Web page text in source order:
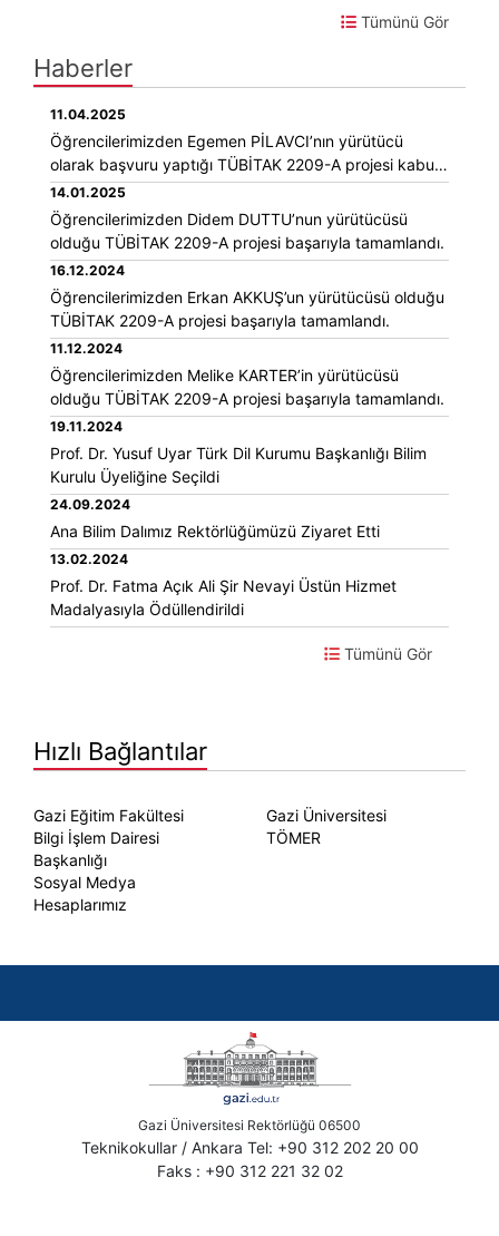
Tümünü Gör
Haberler
11.04.2025
Öğrencilerimizden Egemen PİLAVCI’nın yürütücü
olarak başvuru yaptığı TÜBİTAK 2209-A projesi kabul
aldı.
14.01.2025
Öğrencilerimizden Didem DUTTU’nun yürütücüsü
olduğu TÜBİTAK 2209-A projesi başarıyla tamamlandı.
16.12.2024
Öğrencilerimizden Erkan AKKUŞ’un yürütücüsü olduğu
TÜBİTAK 2209-A projesi başarıyla tamamlandı.
11.12.2024
Öğrencilerimizden Melike KARTER’in yürütücüsü
olduğu TÜBİTAK 2209-A projesi başarıyla tamamlandı.
19.11.2024
Prof. Dr. Yusuf Uyar Türk Dil Kurumu Başkanlığı Bilim
Kurulu Üyeliğine Seçildi
24.09.2024
Ana Bilim Dalımız Rektörlüğümüzü Ziyaret Etti
13.02.2024
Prof. Dr. Fatma Açık Ali Şir Nevayi Üstün Hizmet
Madalyasıyla Ödüllendirildi
Tümünü Gör
Hızlı Bağlantılar
Gazi Eğitim Fakültesi
Gazi Üniversitesi
Bilgi İşlem Dairesi
Başkanlığı
TÖMER
Sosyal Medya
Hesaplarımız
Gazi Üniversitesi Rektörlüğü 06500
Teknikokullar / Ankara Tel: +90 312 202 20 00
Faks : +90 312 221 32 02